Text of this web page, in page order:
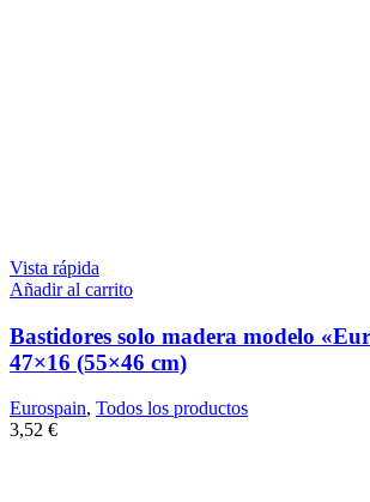
Vista rápida
Añadir al carrito
Bastidores solo madera modelo
47×16 (55×46 cm)
Eurospain, Todos los productos
3,52 €